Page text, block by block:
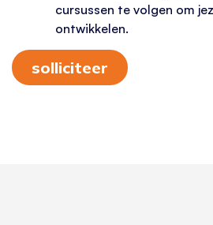
cursussen te volgen om
ontwikkelen.
solliciteer